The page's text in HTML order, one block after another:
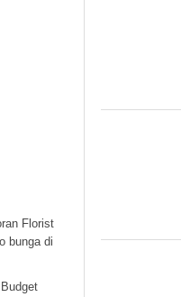
Florist
bunga di